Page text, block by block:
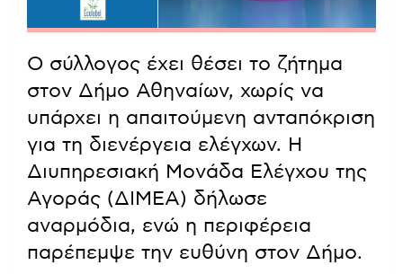
Ο σύλλογος έχει θέσει το ζήτημα
στον Δήμο Αθηναίων, χωρίς να
υπάρχει η απαιτούμενη ανταπόκριση
για τη διενέργεια ελέγχων. Η
Διυπηρεσιακή Μονάδα Ελέγχου της
Αγοράς (ΔΙΜΕΑ) δήλωσε
αναρμόδια, ενώ η περιφέρεια
παρέπεμψε την ευθύνη στον Δήμο.